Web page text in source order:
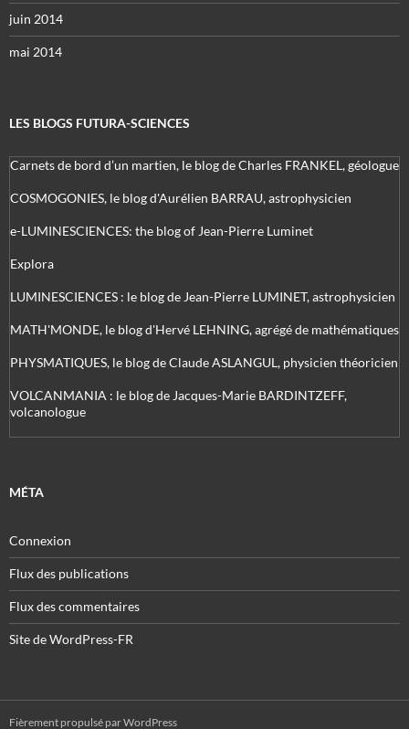
juin 2014
mai 2014
LES BLOGS FUTURA-SCIENCES
Carnets de bord d’un martien, le blog de Charles FRANKEL, géologue
COSMOGONIES, le blog d'Aurélien BARRAU, astrophysicien
e-LUMINESCIENCES: the blog of Jean-Pierre Luminet
Explora
LUMINESCIENCES : le blog de Jean-Pierre LUMINET, astrophysicien
MATH'MONDE, le blog d'Hervé LEHNING, agrégé de mathématiques
PHYSMATIQUES, le blog de Claude ASLANGUL, physicien théoricien
VOLCANMANIA : le blog de Jacques-Marie BARDINTZEFF,
volcanologue
MÉTA
Connexion
Flux des publications
Flux des commentaires
Site de WordPress-FR
Fièrement propulsé par WordPress